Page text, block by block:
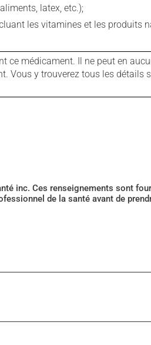
latex, etc.);
les vitamines et les produits
médicament. Il ne peut en
y trouverez tous les détails
inc. Ces renseignements sont
de la santé avant de